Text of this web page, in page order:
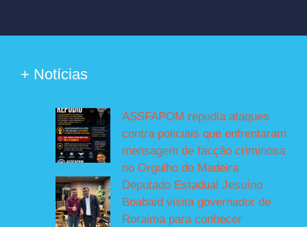
+ Notícias
ASSFAPOM repudia ataques
contra policiais que enfrentaram
mensagem de facção criminosa
no Orgulho do Madeira
Deputado Estadual Jesuíno
Boabaid visita governador de
Roraima para conhecer